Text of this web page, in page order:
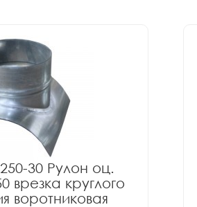
30 Рулон оц.
врезка круглого
воротниковая